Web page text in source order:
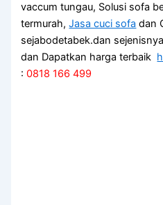
vaccum tungau, Solusi sofa
termurah,Jasa cuci sofa dan
sejabodetabek.dan
dan Dapatkan harga terbaik
:0818 166 499